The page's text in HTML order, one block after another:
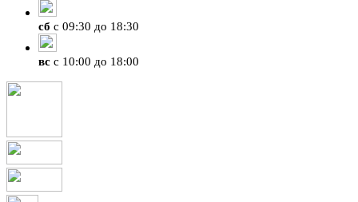
сб с 09:30 до 18:30
вс с 10:00 до 18:00